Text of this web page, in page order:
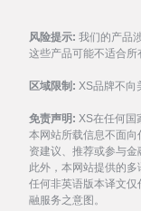
风险提示: 我们的产品
这些产品可能不适合所
区域限制: XS品牌不向
免责声明: XS在任何国
本网站所载信息不面
资建议、推荐或参与金
此外，本网站提供的多
任何非英语版本译文
融服务之意图。